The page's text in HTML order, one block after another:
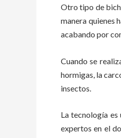
Otro tipo de
manera quienes
acabando por
Cuando se
hormigas, la
insectos.
La tecnología
expertos en el